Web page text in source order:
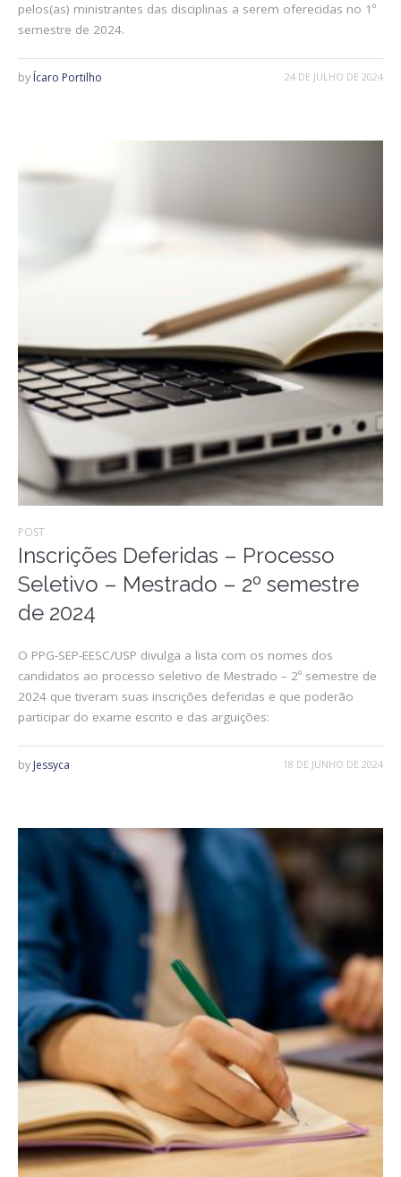
pelos(as) ministrantes das disciplinas a serem oferecidas no 1º
semestre de 2024.
24 DE JULHO DE 2024
by Ícaro Portilho
POST
Inscrições Deferidas – Processo
Seletivo – Mestrado – 2º semestre
de 2024
O PPG-SEP-EESC/USP divulga a lista com os nomes dos
candidatos ao processo seletivo de Mestrado – 2º semestre de
2024 que tiveram suas inscrições deferidas e que poderão
participar do exame escrito e das arguições:
18 DE JUNHO DE 2024
by Jessyca